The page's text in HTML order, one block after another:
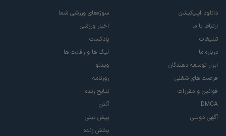
دانلود اپلیکیشن
ارتباط با ما
تبلیغات
درباره ما
ابزار توسعه دهندگان
فرصت های شغلی
قوانین و مقررات
DMCA
آگهی دولتی
سوژه‌های ورزشی شما
اخبار ورزشی
پادکست
لیگ ها و رقابت ها
ویدئو
روزنامه
نتایج زنده
آنتن
پیش بینی
پخش زنده